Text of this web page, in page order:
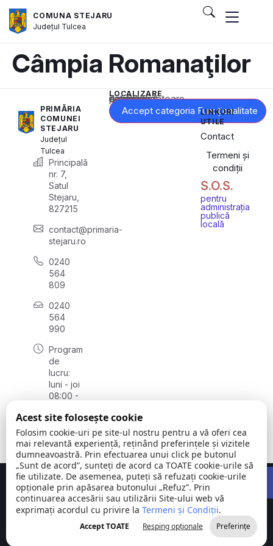
COMUNA STEJARU
Județul Tulcea
Câmpia Romanaţilor
PRIMĂRIA
COMUNEI
STEJARU
Județul
Tulcea
Principală
nr. 7,
Satul
Stejaru,
827215
contact@primaria-
stejaru.ro
0240
564
809
0240
564
990
Program
de
lucru:
luni - joi
08:00 -
vineri
08:00 -
14:00
LOCALIZARE
Acest conținut este blocat până când acceptați categoria corespunzătoare de cookie-uri.
Accept categoria Funcționalitate
LINKURI
UTILE
Contact
Termeni și
condiții
S.O.S.
pentru
administrația
publică
locală
Comuna
Stejaru |
județul Tulcea
©
2026
Toate
drepturile
rezervate
Concept realizat deBig Media Relații Publice SRL
Acest site folosește cookie
Folosim cookie-uri pe site-ul nostru pentru a vă oferi cea
mai relevantă experiență, reținând preferințele și vizitele
dumneavoastră. Prin efectuarea unui click pe butonul
„Sunt de acord”, sunteți de acord ca TOATE cookie-urile să
fie utilizate. De asemenea, puteți să refuzați cookie-urile
opționale prin apăsarea butonului „Refuz”. Prin
continuarea accesării sau utilizării Site-ului web vă
exprimați acordul cu privire la Termeni și Condiții.
Accept TOATE Resping opționale Preferințe